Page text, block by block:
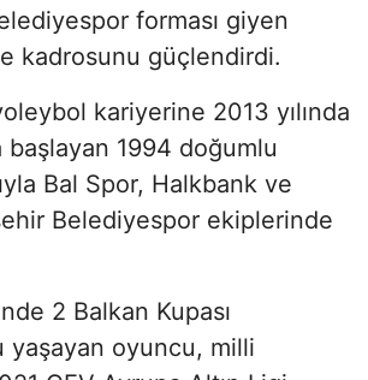
forması giyen
kadrosunu güçlendirdi.
kariyerine 2013 yılında
başlayan 1994 doğumlu
Bal Spor, Halkbank ve
Belediyespor ekiplerinde
2 Balkan Kupası
yaşayan oyuncu, milli